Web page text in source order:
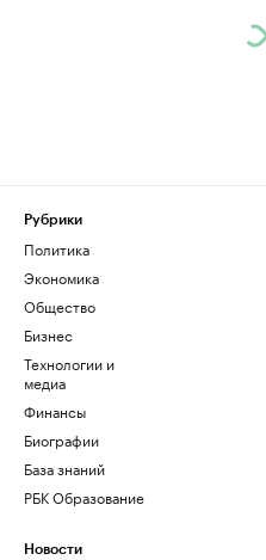
Рубрики
Политика
Экономика
Общество
Бизнес
Технологии и
медиа
Финансы
Биографии
База знаний
РБК Образование
Новости